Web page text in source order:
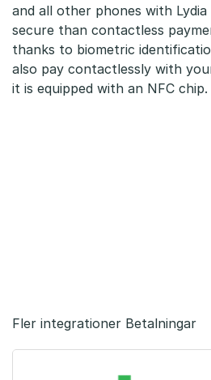
and all other phones with Lydia
secure than contactless
thanks to biometric
also pay contactlessly with
it is equipped with an NFC chip.
Fler integrationer Betalningar